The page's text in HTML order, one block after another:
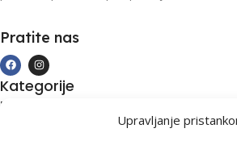
Upravljanje
Pratite nas
Kategorije
Kupovina i podrška